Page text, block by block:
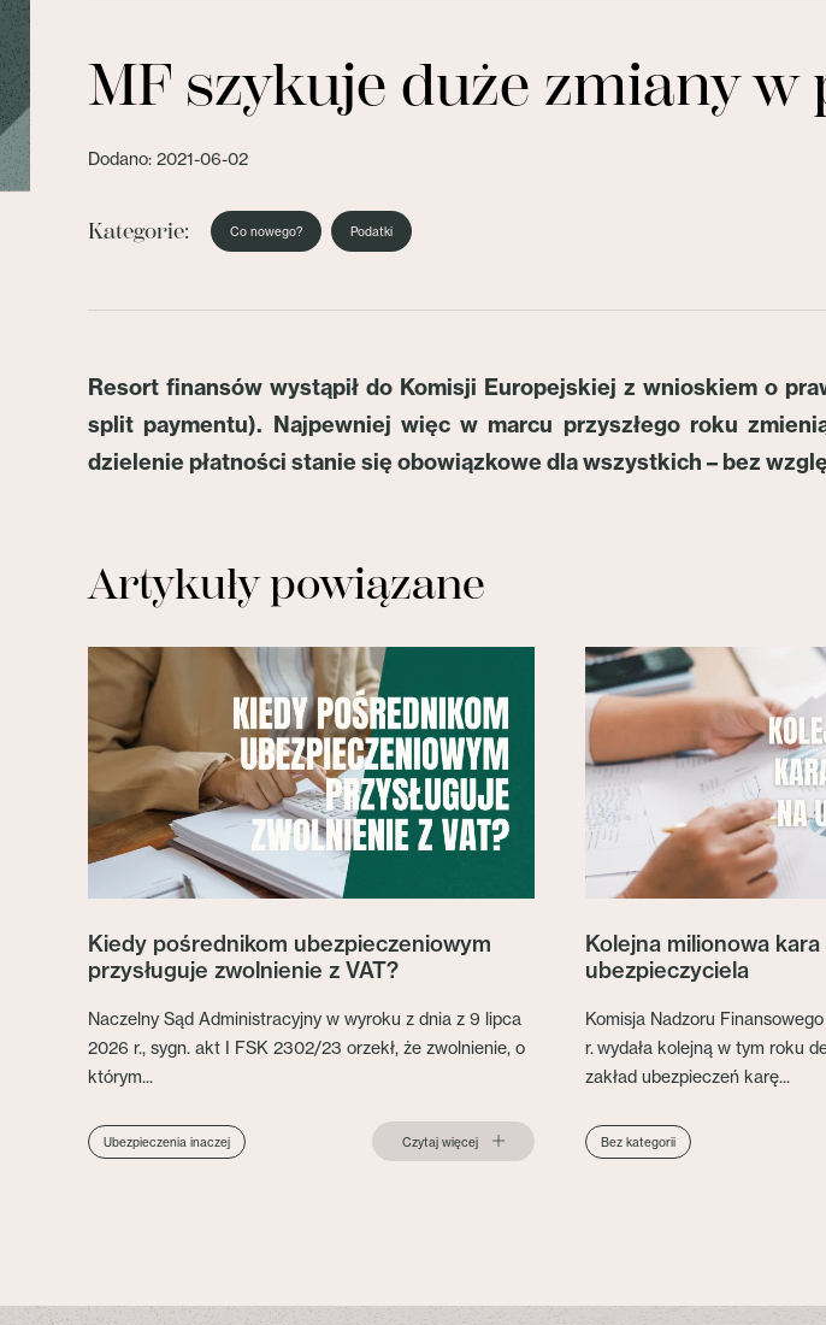
MF szykuje duże zmiany w
Dodano: 2021-06-02
Kategorie: Co nowego? Podatki
Resort finansów wystąpił do Komisji Europejskiej z wnioskiem o
split paymentu). Najpewniej więc w marcu przyszłego roku
dzielenie płatności stanie się obowiązkowe dla wszystkich – bez
Artykuły powiązane
Kiedy pośrednikom ubezpieczeniowym
przysługuje zwolnienie z VAT?
Naczelny Sąd Administracyjny w wyroku z dnia z 9 lipca
2026 r., sygn. akt I FSK 2302/23 orzekł, że zwolnienie, o
którym...
Ubezpieczenia inaczej Czytaj więcej
Kolejna milionowa kara
ubezpieczyciela
Komisja Nadzoru
r. wydała kolejną w tym roku
zakład ubezpieczeń karę...
Bez kategorii